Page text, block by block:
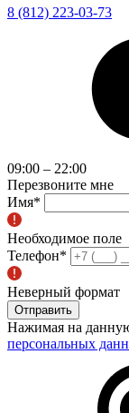
8 (812) 223-03-73
09:00 – 22:00
Перезвоните мне
Имя*
Необходимое поле
Телефон*
Неверный формат
Отправить
Нажимая на
персональных